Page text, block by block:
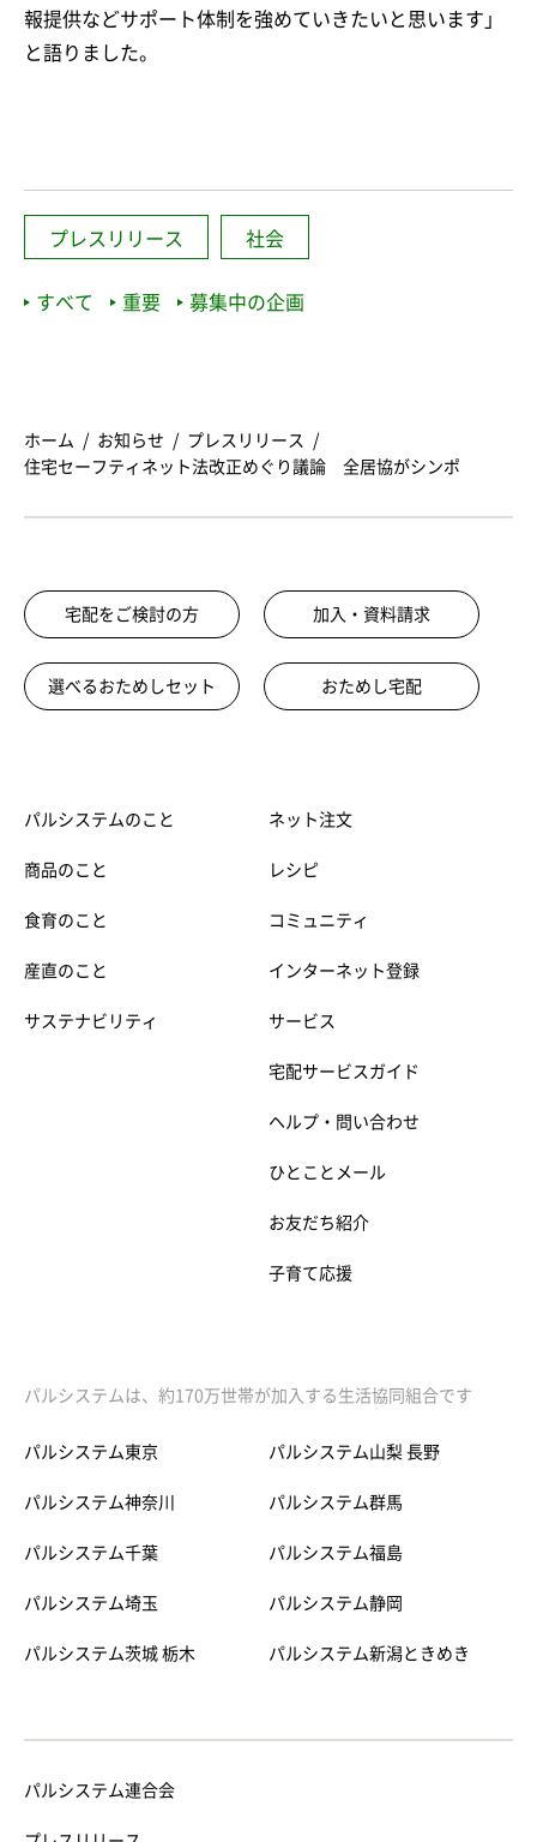
報提供などサポート体制を強めていきたいと思います」
と語りました。
プレスリリース 社会
すべて 重要 募集中の企画
ホーム お知らせ
プレスリリース
住宅セーフティネット法改正めぐり議論 全居協がシンポ
宅配をご検討の方 加入・資料請求
選べるおためしセット おためし宅配
パルシステムのこと
商品のこと
食育のこと
産直のこと
サステナビリティ
ネット注文
レシピ
コミュニティ
インターネット登録
サービス
宅配サービスガイド
ヘルプ・問い合わせ
ひとことメール
お友だち紹介
子育て応援
パルシステムは、約170万世帯が加入する生活協同組合です
パルシステム東京
パルシステム神奈川
パルシステム千葉
パルシステム埼玉
パルシステム茨城 栃木
パルシステム山梨 長野
パルシステム群馬
パルシステム福島
パルシステム静岡
パルシステム新潟ときめき
パルシステム連合会